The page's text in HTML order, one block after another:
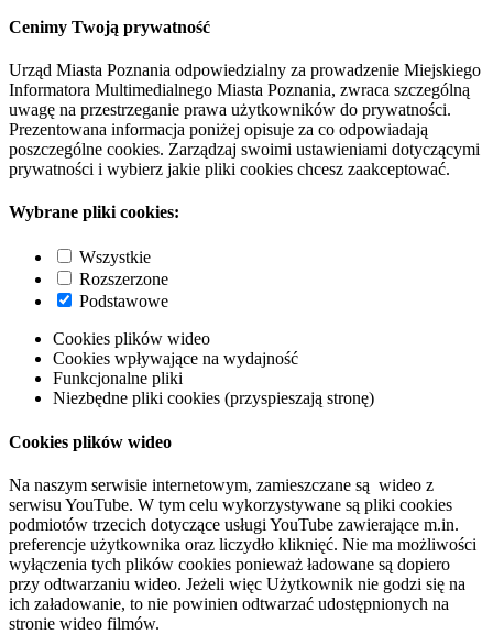
Cenimy Twoją prywatność
Urząd Miasta Poznania odpowiedzialny za prowadzenie Miejskiego
Informatora Multimedialnego Miasta Poznania, zwraca szczególną
uwagę na przestrzeganie prawa użytkowników do prywatności.
Prezentowana informacja poniżej opisuje za co odpowiadają
poszczególne cookies. Zarządzaj swoimi ustawieniami dotyczącymi
prywatności i wybierz jakie pliki cookies chcesz zaakceptować.
Wybrane pliki cookies:
Wszystkie
Rozszerzone
Podstawowe
Cookies plików wideo
Cookies wpływające na wydajność
Funkcjonalne pliki
Niezbędne pliki cookies (przyspieszają stronę)
Cookies plików wideo
Na naszym serwisie internetowym, zamieszczane są wideo z
serwisu YouTube. W tym celu wykorzystywane są pliki cookies
podmiotów trzecich dotyczące usługi YouTube zawierające m.in.
preferencje użytkownika oraz liczydło kliknięć. Nie ma możliwości
wyłączenia tych plików cookies ponieważ ładowane są dopiero
przy odtwarzaniu wideo. Jeżeli więc Użytkownik nie godzi się na
ich załadowanie, to nie powinien odtwarzać udostępnionych na
stronie wideo filmów.